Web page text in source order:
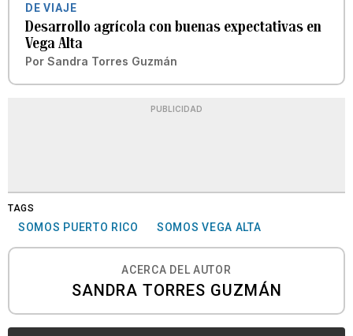
DE VIAJE
Desarrollo agrícola con buenas expectativas en
Vega Alta
Por Sandra Torres Guzmán
PUBLICIDAD
TAGS
SOMOS PUERTO RICO SOMOS VEGA ALTA
ACERCA DEL AUTOR
SANDRA TORRES GUZMÁN